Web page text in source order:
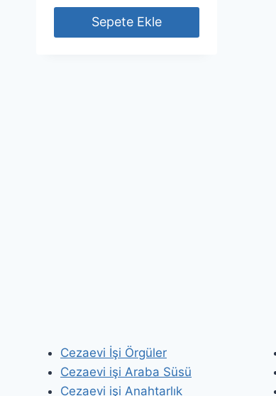
Sepete Ekle
Cezaevi İşi Örgüler
Cezaevi işi Araba Süsü
Cezaevi işi Anahtarlık